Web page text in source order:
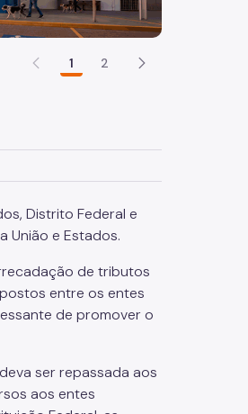
1 2
Distrito Federal e
União e Estados.
de tributos
entre os entes
de promover o
ser repassada aos
aos entes